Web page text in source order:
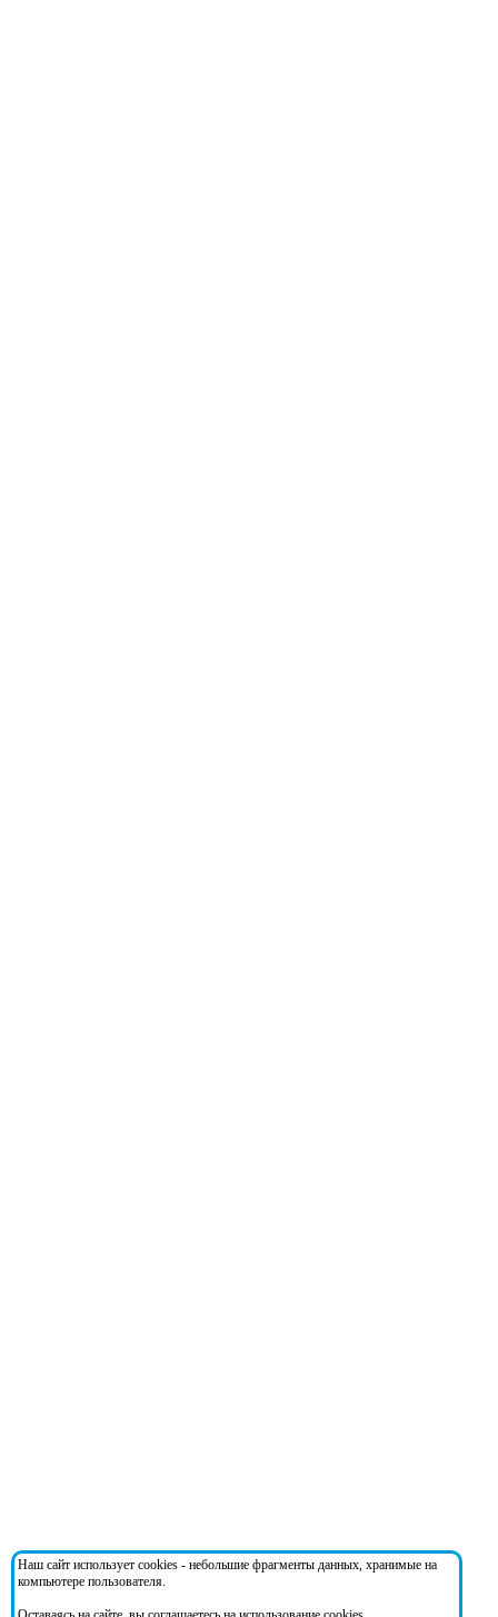
Наш сайт использует cookies - небольшие фрагменты данных, хранимые на
компьютере пользователя.